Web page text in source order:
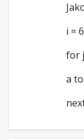
i = 6
for
a